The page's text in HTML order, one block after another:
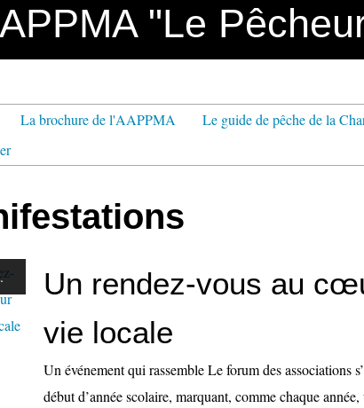
"Le
La brochure de l'AAPPMA Le guide de pêche de la
Un rendez-vous au
vie locale
Un événement qui rassemble Le forum des associations
début d’année scolaire, marquant, comme chaque